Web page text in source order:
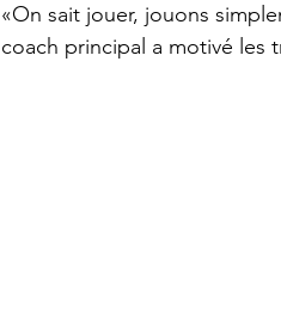
«On sait jouer, jouons
coach principal a motivé les